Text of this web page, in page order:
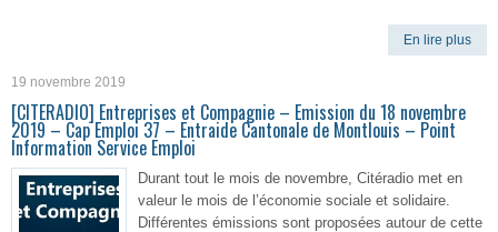
En lire plus
19 novembre 2019
[CITERADIO] Entreprises et Compagnie – Emission du 18 novembre
2019 – Cap Emploi 37 – Entraide Cantonale de Montlouis – Point
Information Service Emploi
Durant tout le mois de novembre, Citéradio met en
valeur le mois de l’économie sociale et solidaire.
Différentes émissions sont proposées autour de cette